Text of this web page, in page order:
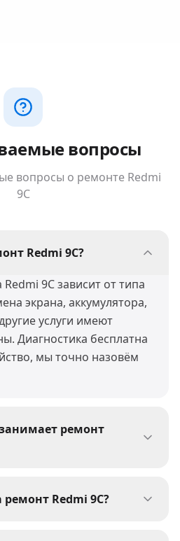
вопросы
вопросы о ремонте Redmi
9C
Redmi 9C?
9C зависит от типа
экрана, аккумулятора,
услуги имеют
Диагностика бесплатна
мы точно назовём
ремонт
Сложные работы
Redmi 9C?